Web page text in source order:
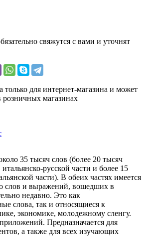
свяжутся с вами и уточнят
только для интернет-магазина и может
розничных магазинах
35 тысяч слов (более 20 тысяч
русской части и более 15
части). В обеих частях имеется
слов и выражений, вошедших в
недавно. Это как
слова, так и относящиеся к
экономике, молодежному сленгу.
Предназначается для
а также для всех изучающих